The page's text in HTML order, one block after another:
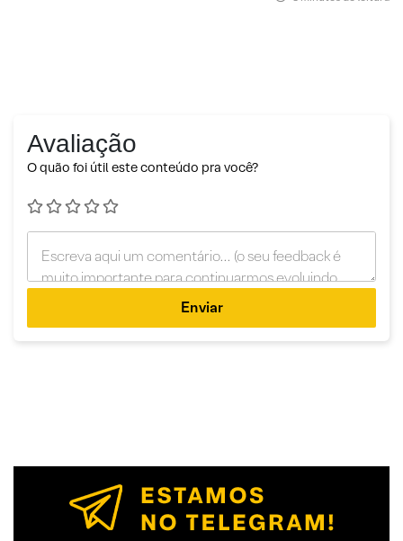
Avaliação
O quão foi útil este conteúdo pra você?
Enviar